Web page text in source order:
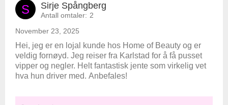
S Sirje Spångberg
Antall omtaler: 2
November 23, 2025
Hei, jeg er en lojal kunde hos Home of Beauty og er
veldig fornøyd. Jeg reiser fra Karlstad for å få pusset
vipper og negler. Helt fantastisk jente som virkelig vet
hva hun driver med. Anbefales!